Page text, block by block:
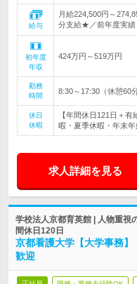
給与
月給224,500円～
分支給★／前年度実
初年度
年収
424万円～519万円
勤務
時間
8:30～17:30（休憩60
休日
休暇
【年間休日121日＋
暇・夏季休暇・年末
求人詳細を見る
学校法人京都育英館 | 人物重視
間休日120日
京都看護大学【大学事務
歓迎